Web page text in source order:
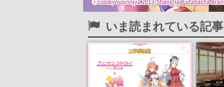
いま読まれている記事